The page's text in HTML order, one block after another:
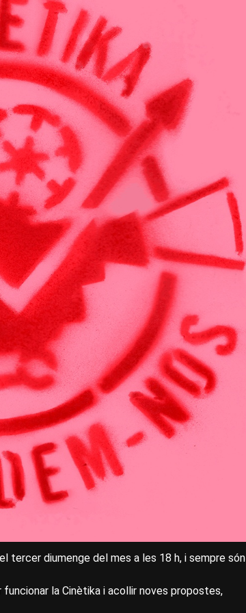
tercer diumenge del mes a les 18 h, i sempre són
la Cinètika i acollir noves propostes,